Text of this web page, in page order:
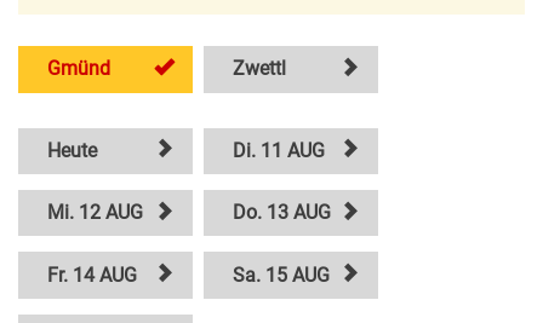
Gmünd Zwettl
Heute Di. 11 AUG
Mi. 12 AUG Do. 13 AUG
Fr. 14 AUG Sa. 15 AUG